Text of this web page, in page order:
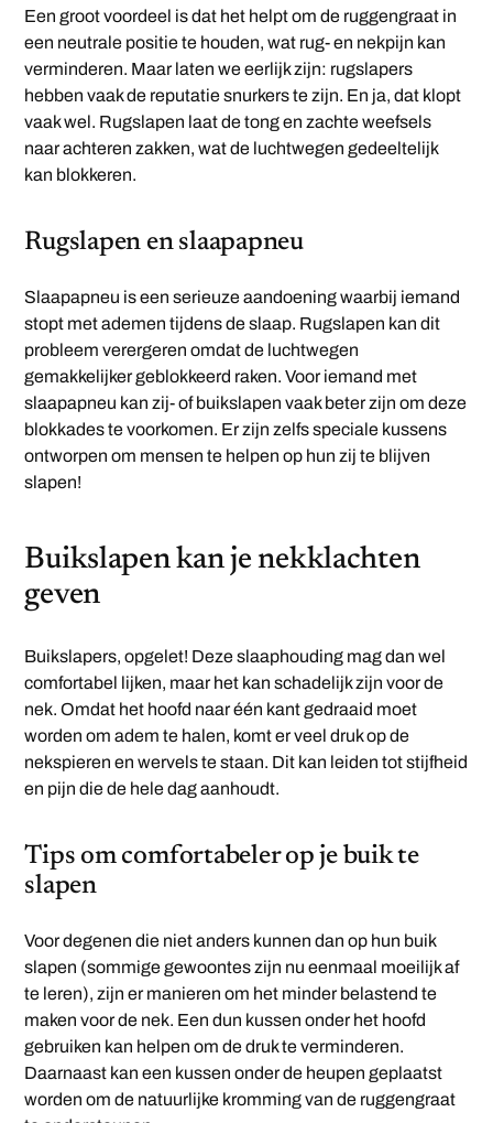
Een groot voordeel is dat het helpt om de ruggengraat in
een neutrale positie te houden, wat rug- en nekpijn kan
verminderen. Maar laten we eerlijk zijn: rugslapers
hebben vaak de reputatie snurkers te zijn. En ja, dat klopt
vaak wel. Rugslapen laat de tong en zachte weefsels
naar achteren zakken, wat de luchtwegen gedeeltelijk
kan blokkeren.
Rugslapen en slaapapneu
Slaapapneu is een serieuze aandoening waarbij iemand
stopt met ademen tijdens de slaap. Rugslapen kan dit
probleem verergeren omdat de luchtwegen
gemakkelijker geblokkeerd raken. Voor iemand met
slaapapneu kan zij- of buikslapen vaak beter zijn om deze
blokkades te voorkomen. Er zijn zelfs speciale kussens
ontworpen om mensen te helpen op hun zij te blijven
slapen!
Buikslapen kan je nekklachten
geven
Buikslapers, opgelet! Deze slaaphouding mag dan wel
comfortabel lijken, maar het kan schadelijk zijn voor de
nek. Omdat het hoofd naar één kant gedraaid moet
worden om adem te halen, komt er veel druk op de
nekspieren en wervels te staan. Dit kan leiden tot stijfheid
en pijn die de hele dag aanhoudt.
Tips om comfortabeler op je buik te
slapen
Voor degenen die niet anders kunnen dan op hun buik
slapen (sommige gewoontes zijn nu eenmaal moeilijk af
te leren), zijn er manieren om het minder belastend te
maken voor de nek. Een dun kussen onder het hoofd
gebruiken kan helpen om de druk te verminderen.
Daarnaast kan een kussen onder de heupen geplaatst
worden om de natuurlijke kromming van de ruggengraat